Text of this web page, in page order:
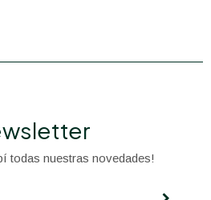
todas nuestras novedades!